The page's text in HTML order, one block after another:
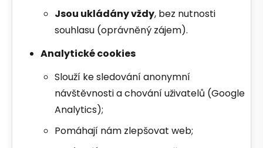
Jsou ukládány vždy, bez nutnosti
souhlasu (oprávněný zájem).
Analytické cookies
Slouží ke sledování anonymní
návštěvnosti a chování uživatelů (Google
Analytics);
Pomáhají nám zlepšovat web;